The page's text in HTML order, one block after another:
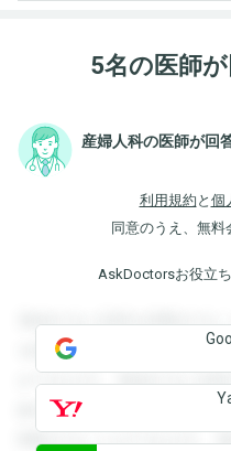
5名の医師
産婦人科の医師が回
利用規約 と 個
同意のうえ、無料
AskDoctorsお役立
登録すると回答を閲覧する
を閲覧することができます
ができます。登録すると回
録すると回答を閲覧するこ
閲覧することができます。